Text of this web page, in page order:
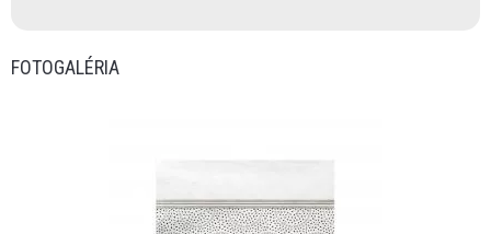
FOTOGALÉRIA